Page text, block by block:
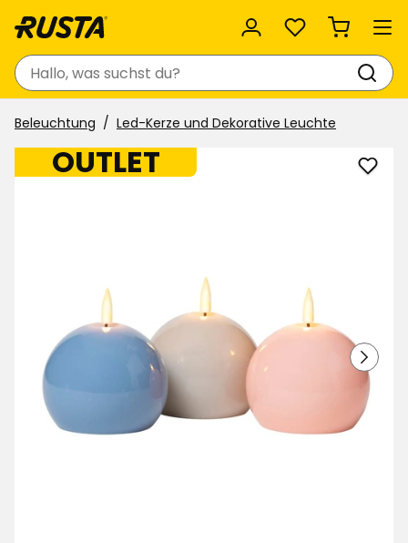
Favoriten
Suchen
Beleuchtung Led-Kerze und Dekorative Leuchte
OUTLET
LED-